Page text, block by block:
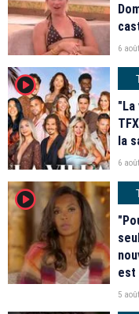
6
player2
la
6
player2
est
5